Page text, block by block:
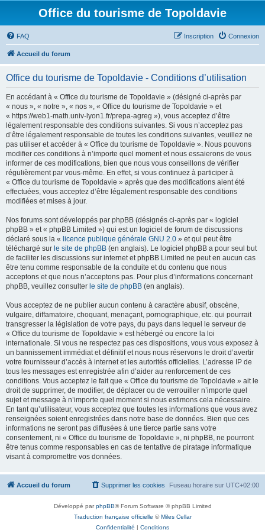
Office du tourisme de Topoldavie
FAQ Connexion
Inscription
Accueil du forum
Office du tourisme de Topoldavie - Conditions d’utilisation
En accédant à « Office du tourisme de Topoldavie » (désigné ci-après par
« nous », « notre », « nos », « Office du tourisme de Topoldavie » et
« https://web1-math.univ-lyon1.fr/prepa-agreg »), vous acceptez d’être
légalement responsable des conditions suivantes. Si vous n’acceptez pas
d’être légalement responsable de toutes les conditions suivantes, veuillez ne
pas utiliser et accéder à « Office du tourisme de Topoldavie ». Nous pouvons
modifier ces conditions à n’importe quel moment et nous essaierons de vous
informer de ces modifications, bien que nous vous conseillons de vérifier
régulièrement par vous-même. En effet, si vous continuez à participer à
« Office du tourisme de Topoldavie » après que des modifications aient été
effectuées, vous acceptez d’être légalement responsable des conditions
modifiées et mises à jour.
Nos forums sont développés par phpBB (désignés ci-après par « logiciel
phpBB » et « phpBB Limited ») qui est un logiciel de forum de discussions
déclaré sous la « licence publique générale GNU 2.0 » et qui peut être
téléchargé sur le site de phpBB (en anglais). Le logiciel phpBB a pour seul but
de faciliter les discussions sur internet et phpBB Limited ne peut en aucun cas
être tenu comme responsable de la conduite et du contenu que nous
acceptons et que nous n’acceptons pas. Pour plus d’informations concernant
phpBB, veuillez consulter le site de phpBB (en anglais).
Vous acceptez de ne publier aucun contenu à caractère abusif, obscène,
vulgaire, diffamatoire, choquant, menaçant, pornographique, etc. qui pourrait
transgresser la législation de votre pays, du pays dans lequel le serveur de
« Office du tourisme de Topoldavie » est hébergé ou encore la loi
internationale. Si vous ne respectez pas ces dispositions, vous vous exposez à
un bannissement immédiat et définitif et nous nous réservons le droit d’avertir
votre fournisseur d’accès à internet et les autorités officielles. L’adresse IP de
tous les messages est enregistrée afin d’aider au renforcement de ces
conditions. Vous acceptez le fait que « Office du tourisme de Topoldavie » ait le
droit de supprimer, de modifier, de déplacer ou de verrouiller n’importe quel
sujet et message à n’importe quel moment si nous estimons cela nécessaire.
En tant qu’utilisateur, vous acceptez que toutes les informations que vous avez
renseignées soient enregistrées dans notre base de données. Bien que ces
informations ne seront pas diffusées à une tierce partie sans votre
consentement, ni « Office du tourisme de Topoldavie », ni phpBB, ne pourront
être tenus comme responsables en cas de tentative de piratage informatique
visant à compromettre vos données.
Accueil du forum Fuseau horaire sur UTC+02:00
Supprimer les cookies
Développé parphpBB® Forum Software © phpBB Limited
Traduction française officielle ©Miles Cellar
Confidentialité | Conditions